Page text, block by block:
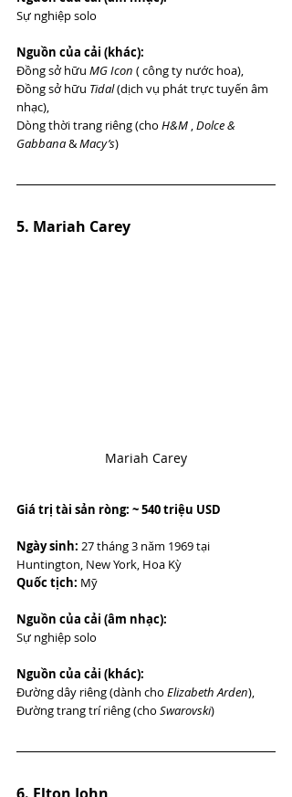
Sự nghiệp solo
Nguồn của cải (khác):
Đồng sở hữu MG Icon ( công ty nước hoa),
Đồng sở hữu Tidal (dịch vụ phát trực tuyến âm
nhạc),
Dòng thời trang riêng (cho H&M Dolce &
Gabbana & Macy’s)
5. Mariah Carey
Mariah Carey
Giá trị tài sản ròng: ~ 540 triệu USD
Ngày sinh: 27 tháng 3 năm 1969 tại
Huntington, New York, Hoa Kỳ
Quốc tịch: Mỹ
Nguồn của cải (âm nhạc):
Sự nghiệp solo
Nguồn của cải (khác):
Đường dây riêng (dành cho Elizabeth Arden),
Đường trang trí riêng (cho Swarovski)